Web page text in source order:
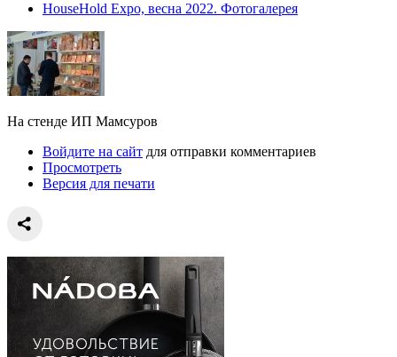
HouseHold Expo, весна 2022. Фотогалерея
На стенде ИП Мамсуров
Войдите на сайт для отправки комментариев
Просмотреть
Версия для печати